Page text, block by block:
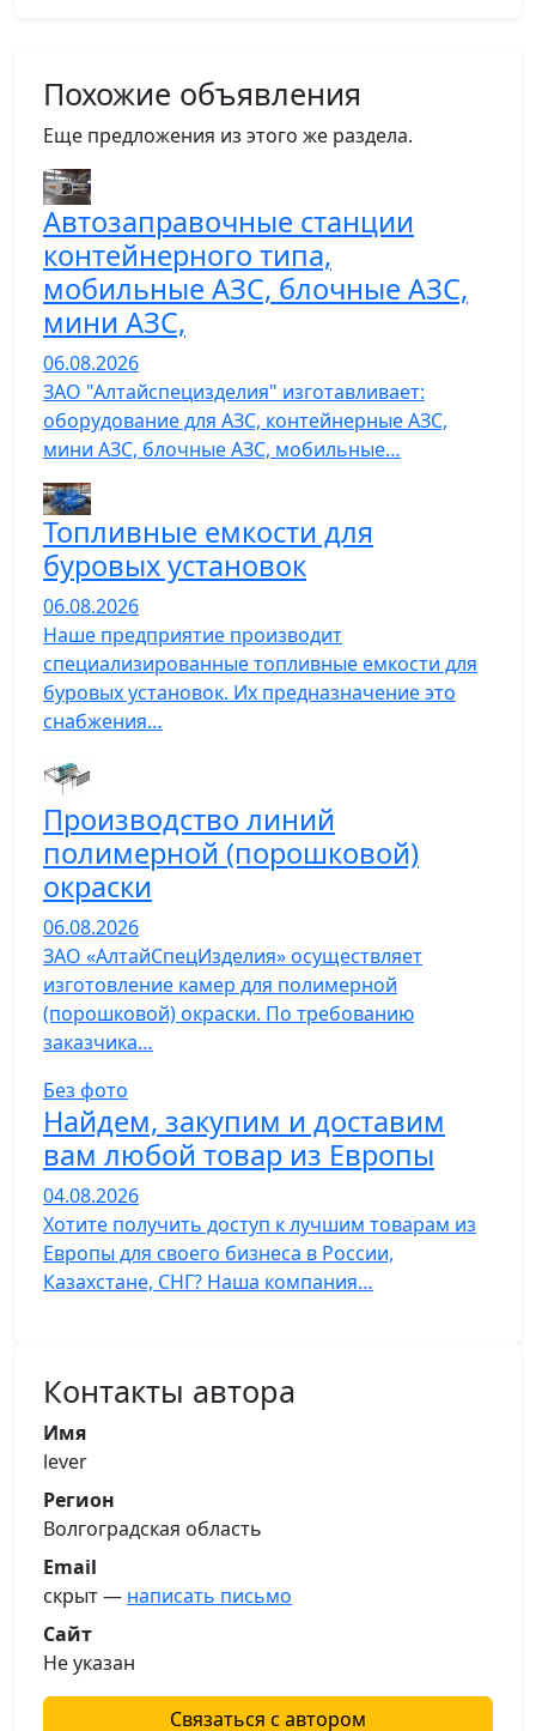
Похожие объявления
Еще предложения из этого же раздела.
Автозаправочные станции
контейнерного типа,
мобильные АЗС, блочные АЗС,
мини АЗС,
06.08.2026
ЗАО "Алтайспецизделия" изготавливает:
оборудование для АЗС, контейнерные АЗС,
мини АЗС, блочные АЗС, мобильные…
Топливные емкости для
буровых установок
06.08.2026
Наше предприятие производит
специализированные топливные емкости для
буровых установок. Их предназначение это
снабжения…
Производство линий
полимерной (порошковой)
окраски
06.08.2026
ЗАО «АлтайСпецИзделия» осуществляет
изготовление камер для полимерной
(порошковой) окраски. По требованию
заказчика…
Без фото
Найдем, закупим и доставим
вам любой товар из Европы
04.08.2026
Хотите получить доступ к лучшим товарам из
Европы для своего бизнеса в России,
Казахстане, СНГ? Наша компания…
Контакты автора
Имя
lever
Регион
Волгоградская область
Email
скрыт — написать письмо
Сайт
Не указан
Связаться с автором